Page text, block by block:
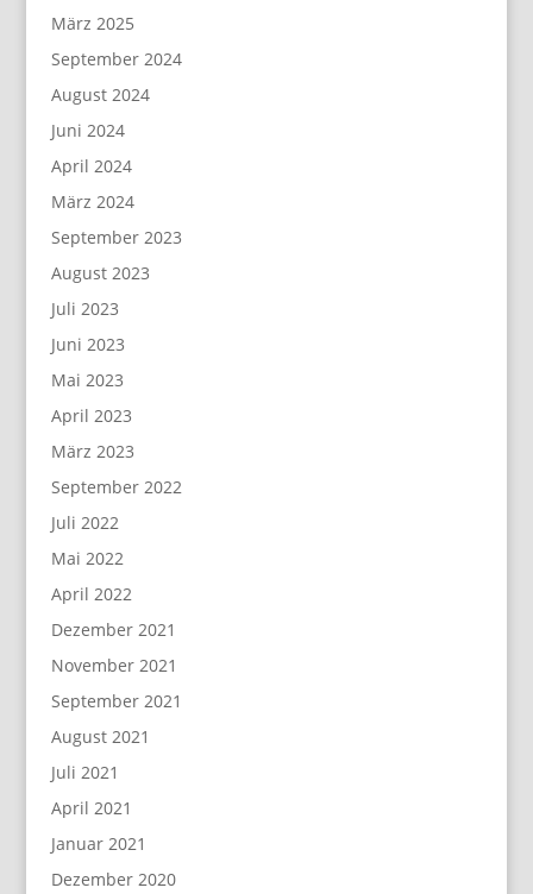
März 2025
September 2024
August 2024
Juni 2024
April 2024
März 2024
September 2023
August 2023
Juli 2023
Juni 2023
Mai 2023
April 2023
März 2023
September 2022
Juli 2022
Mai 2022
April 2022
Dezember 2021
November 2021
September 2021
August 2021
Juli 2021
April 2021
Januar 2021
Dezember 2020